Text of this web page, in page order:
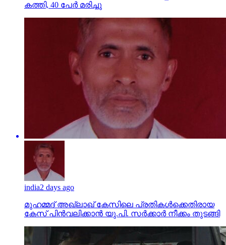
കത്തി, 40 പേര്‍ മരിച്ചു
india2 days ago
മുഹമ്മദ് അഖ്‌ലാഖ് കേസിലെ പ്രതികള്‍ക്കെതിരായ
കേസ് പിന്‍വലിക്കാന്‍ യു.പി. സര്‍ക്കാര്‍ നീക്കം തുടങ്ങി